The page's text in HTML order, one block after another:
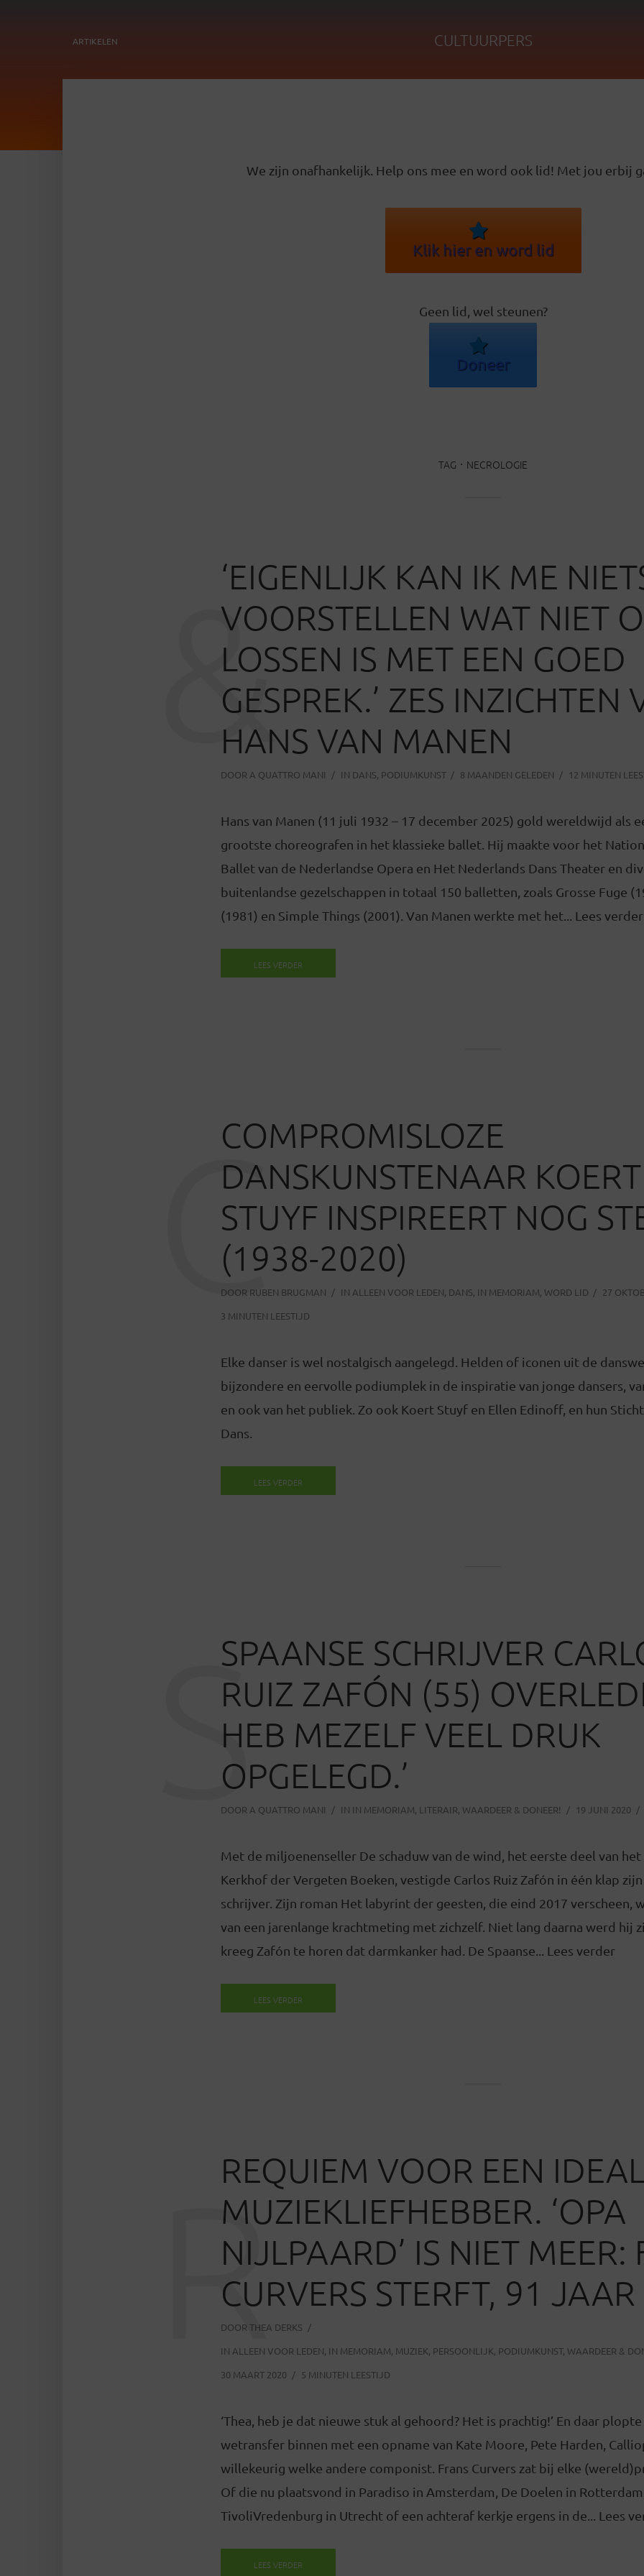
ARTIKELEN CULTUURPERS
We zijn onafhankelijk. Help ons mee en word ook lid! Met jou erbij
Klik hier en word lid
Geen lid, wel steunen?
Doneer
TAG NECROLOGIE
‘EIGENLIJK KAN IK ME
VOORSTELLEN WAT NIET
LOSSEN IS MET EEN GOED
GESPREK.’ ZES INZICHTEN
HANS VAN MANEN
DOOR A QUATTRO MANI IN DANS, PODIUMKUNST 8 MAANDEN GELEDEN 12 MINUTEN
&
Hans van Manen (11 juli 1932 – 17 december 2025) gold wereldwijd als
grootste choreografen in het klassieke ballet. Hij maakte voor het
Ballet van de Nederlandse Opera en Het Nederlands Dans Theater en
buitenlandse gezelschappen in totaal 150 balletten, zoals Grosse Fuge
(1981) en Simple Things (2001). Van Manen werkte met het... Lees verder
LEES VERDER
COMPROMISLOZE
DANSKUNSTENAAR KOERT
STUYF INSPIREERT NOG
(1938-2020)
DOOR RUBEN BRUGMAN IN ALLEEN VOOR LEDEN, DANS, IN MEMORIAM, WORD LID
27
3 MINUTEN LEESTIJD
C
Elke danser is wel nostalgisch aangelegd. Helden of iconen uit de
bijzondere en eervolle podiumplek in de inspiratie van jonge dansers,
en ook van het publiek. Zo ook Koert Stuyf en Ellen Edinoff, en hun
Dans.
LEES VERDER
SPAANSE SCHRIJVER
RUIZ ZAFÓN (55)
HEB MEZELF VEEL DRUK
OPGELEGD.’
DOOR A QUATTRO MANI IN IN MEMORIAM, LITERAIR, WAARDEER & DONEER! 19 JUNI 2020
S
Met de miljoenenseller De schaduw van de wind, het eerste deel van
Kerkhof der Vergeten Boeken, vestigde Carlos Ruiz Zafón in één klap zijn
schrijver. Zijn roman Het labyrint der geesten, die eind 2017 verscheen,
van een jarenlange krachtmeting met zichzelf. Niet lang daarna werd hij
kreeg Zafón te horen dat darmkanker had. De Spaanse... Lees verder
LEES VERDER
REQUIEM VOOR EEN
MUZIEKLIEFHEBBER. ‘OPA
NIJLPAARD’ IS NIET MEER:
CURVERS STERFT, 91
DOOR THEA DERKS
IN ALLEEN VOOR LEDEN, IN MEMORIAM, MUZIEK, PERSOONLIJK, PODIUMKUNST, WAARDEER &
30 MAART 2020
5 MINUTEN LEESTIJD
R
‘Thea, heb je dat nieuwe stuk al gehoord? Het is prachtig!’ En daar
wetransfer binnen met een opname van Kate Moore, Pete Harden,
willekeurig welke andere componist. Frans Curvers zat bij elke
Of die nu plaatsvond in Paradiso in Amsterdam, De Doelen in
TivoliVredenburg in Utrecht of een achteraf kerkje ergens in de... Lees
LEES VERDER